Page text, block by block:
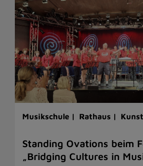
Musikschule | Rathaus |
Standing Ovations beim
„Bridging Cultures in